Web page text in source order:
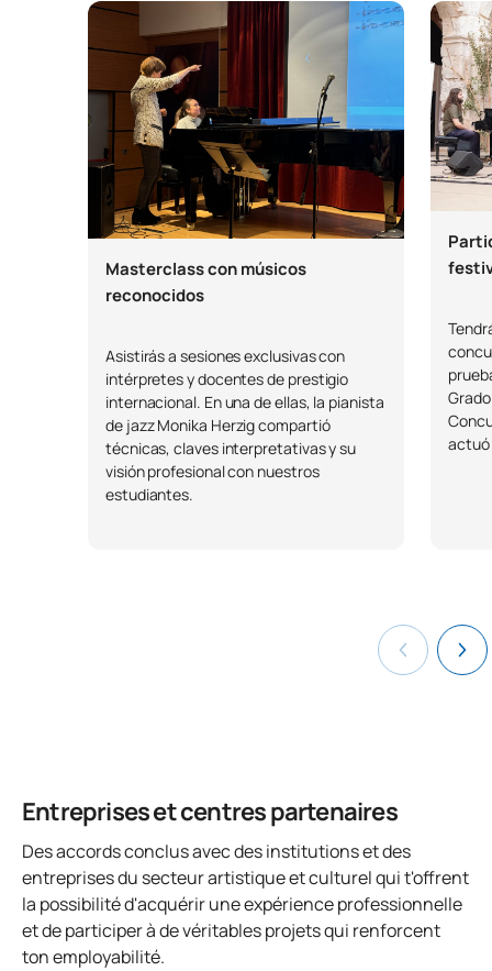
Masterclass con músicos
reconocidos
Asistirás a sesiones exclusivas con
intérpretes y docentes de prestigio
internacional. En una de ellas, la pianista
de jazz Monika Herzig compartió
técnicas, claves interpretativas y su
visión profesional con nuestros
estudiantes.
actuó
Entreprises et centres partenaires
Des accords conclus avec des institutions et des
entreprises du secteur artistique et culturel qui t'offrent
la possibilité d'acquérir une expérience professionnelle
et de participer à de véritables projets qui renforcent
ton employabilité.